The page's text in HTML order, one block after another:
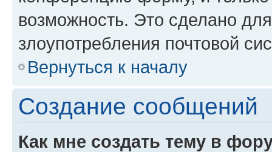
возможность. Это сделано
злоупотребления почтовой
Вернуться к началу
Создание сообщений
Как мне создать тему в